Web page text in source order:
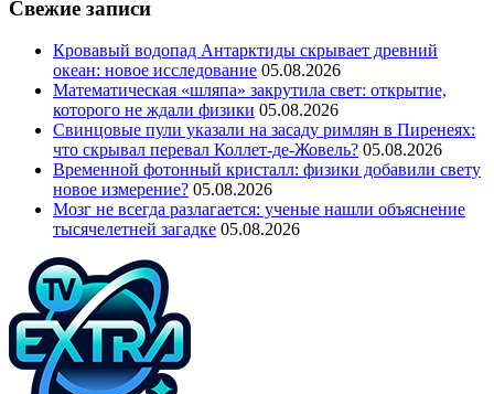
Свежие записи
Кровавый водопад Антарктиды скрывает древний
океан: новое исследование 05.08.2026
Математическая «шляпа» закрутила свет: открытие,
которого не ждали физики 05.08.2026
Свинцовые пули указали на засаду римлян в Пиренеях:
что скрывал перевал Коллет-де-Жовель? 05.08.2026
Временной фотонный кристалл: физики добавили свету
новое измерение? 05.08.2026
Мозг не всегда разлагается: ученые нашли объяснение
тысячелетней загадке 05.08.2026